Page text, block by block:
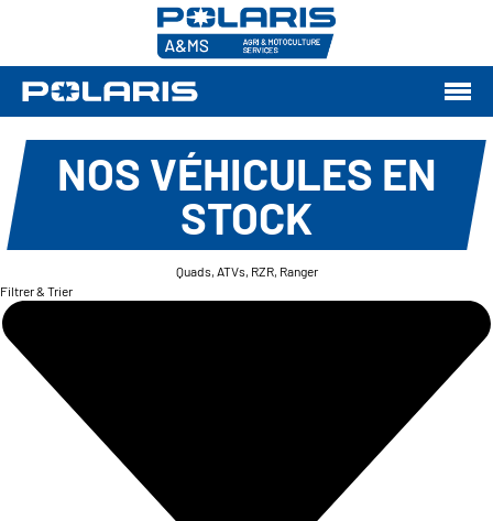
NOS VÉHICULES EN
STOCK
Quads, ATVs, RZR, Ranger
Filtrer & Trier